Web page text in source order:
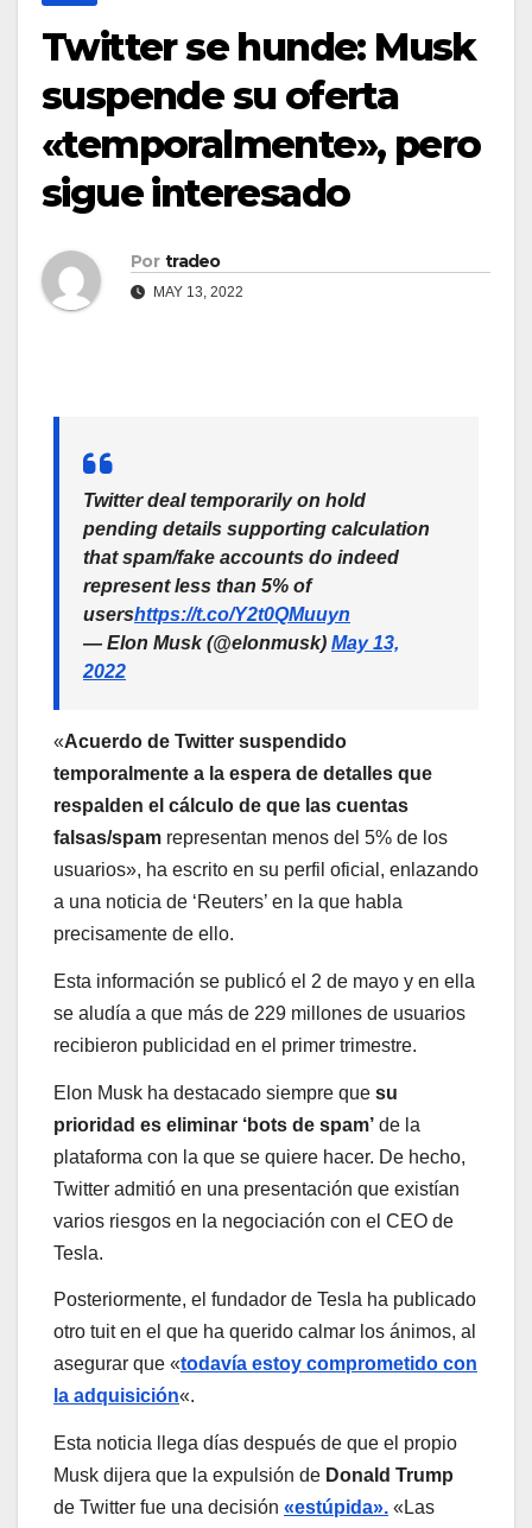
Twitter se hunde: Musk
suspende su oferta
«temporalmente», pero
sigue interesado
Por tradeo
MAY 13, 2022
Twitter deal temporarily on hold
pending details supporting calculation
that spam/fake accounts do indeed
represent less than 5% of
usershttps://t.co/Y2t0QMuuyn
— Elon Musk (@elonmusk) May 13,
2022
«Acuerdo de Twitter suspendido
temporalmente a la espera de detalles que
respalden el cálculo de que las cuentas
falsas/spam representan menos del 5% de los
usuarios», ha escrito en su perfil oficial, enlazando
a una noticia de ‘Reuters’ en la que habla
precisamente de ello.
Esta información se publicó el 2 de mayo y en ella
se aludía a que más de 229 millones de usuarios
recibieron publicidad en el primer trimestre.
Elon Musk ha destacado siempre que su
prioridad es eliminar ‘bots de spam’ de la
plataforma con la que se quiere hacer. De hecho,
Twitter admitió en una presentación que existían
varios riesgos en la negociación con el CEO de
Tesla.
Posteriormente, el fundador de Tesla ha publicado
otro tuit en el que ha querido calmar los ánimos, al
asegurar que «todavía estoy comprometido con
la adquisición«.
Esta noticia llega días después de que el propio
Musk dijera que la expulsión de Donald Trump
de Twitter fue una decisión «estúpida». «Las